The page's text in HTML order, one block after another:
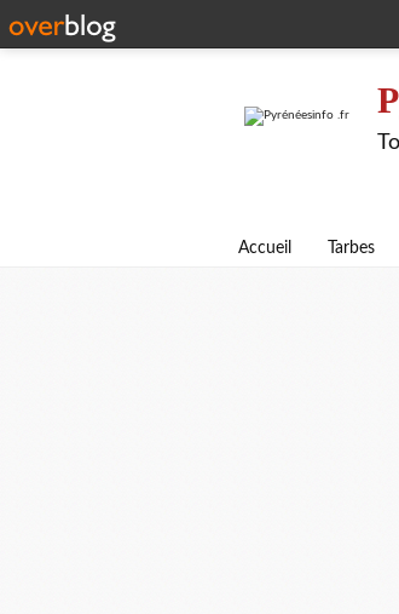
Accueil Tarbes